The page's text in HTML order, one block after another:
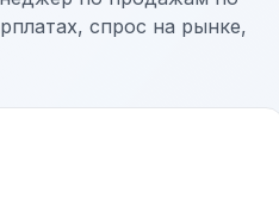
спрос на рынке,